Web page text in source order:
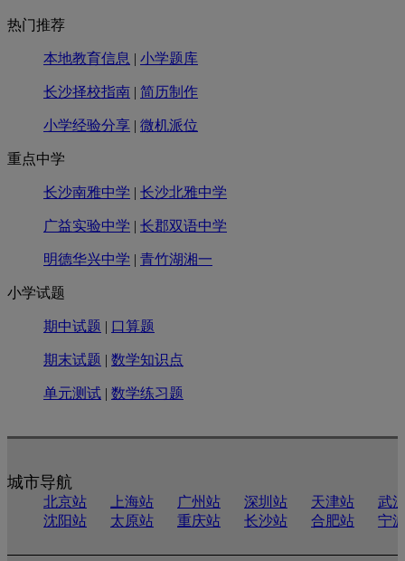
热门推荐
本地教育信息 | 小学题库
长沙择校指南 | 简历制作
小学经验分享 | 微机派位
重点中学
长沙南雅中学 | 长沙北雅中学
广益实验中学 | 长郡双语中学
明德华兴中学 | 青竹湖湘一
小学试题
期中试题 | 口算题
期末试题 | 数学知识点
单元测试 | 数学练习题
城市导航
北京站 上海站 广州站 深圳站 天津站
武
沈阳站
太原站 重庆站 长沙站 合肥站 宁